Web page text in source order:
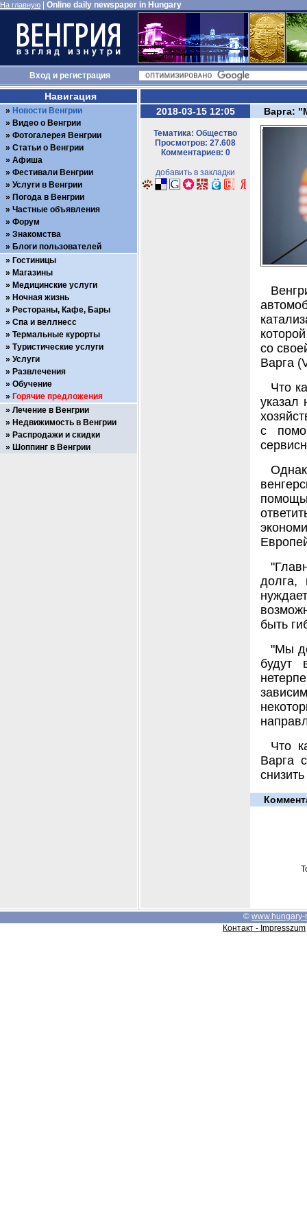
На главную Online daily newspaper in Hungary
Входи регистрация
2018-03-15 12:05
Тематика: Общество
Просмотров: 27.608
Комментариев: 0
добавить в закладки
Варга:
со
Варга
Что
указал
с
долга,
быть
"Мы
будут
Что
Варга
Навигация
Новости Венгрии
Видео о Венгрии
Фотогалерея Венгрии
Статьи о Венгрии
Афиша
Фестивали Венгрии
Услуги в Венгрии
Погода в Венгрии
Частные объявления
Форум
Знакомства
Блоги пользователей
Гостиницы
Магазины
Медицинские услуги
Ночная жизнь
Рестораны, Кафе, Бары
Спа и веллнесс
Термальные курорты
Туристические услуги
Услуги
Развлечения
Обучение
Горячие предложения
Лечение в Венгрии
Недвижимость в Венгрии
Распродажи и скидки
Шоппинг в Венгрии
© www.hungary-
Контакт - Impresszum